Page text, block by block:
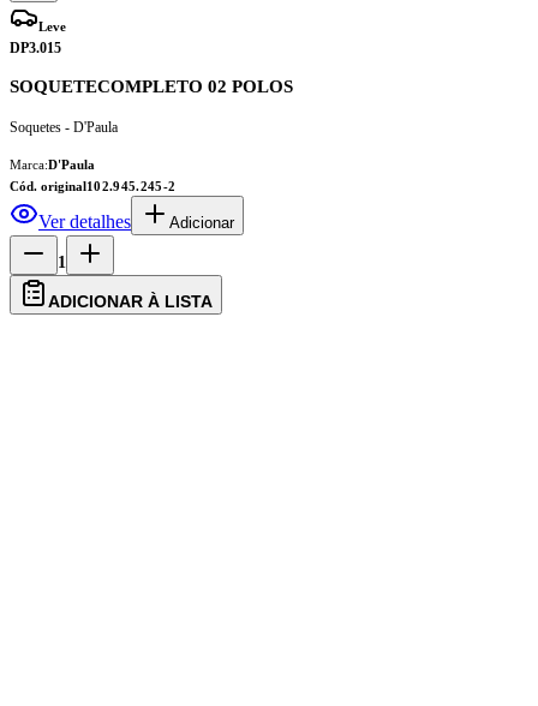
Leve
DP3.015
SOQUETECOMPLETO 02 POLOS
Soquetes - D'Paula
Marca:D'Paula
Cód. original102.945.245-2
Ver detalhes Adicionar
1
ADICIONAR À LISTA